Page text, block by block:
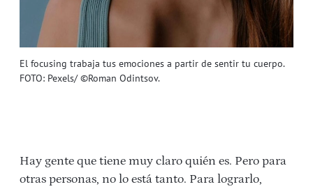
El focusing trabaja tus emociones a partir de sentir tu cuerpo.
FOTO: Pexels/ ©Roman Odintsov.
Hay gente que tiene muy claro quién es. Pero para
otras personas, no lo está tanto. Para lograrlo,